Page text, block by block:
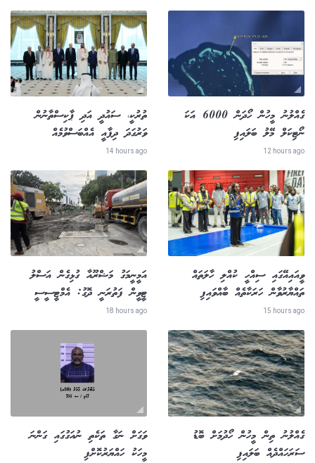
ގެއްލުނު މީހުން ހޯދަން 6000 އަކަ
ނޯޓިކަލް މޭލު ބަލައިފި
12 hours ago
ތުރުކީ، ސައުދީ އަދި ޕާކިސްތާނުން
ވަރުގަދަ ދިފާއީ އެއްބަސްވުމެއް
14 hours ago
ވީއައިއޭގައި ސިއްހީ ކުއްލި ހާލަތައް
ތައްޔާރުވާން ހަރަކާތެއް ބާއްވައިފި
15 hours ago
އަމީނީމަގު މަޝްރޫއާ ގުޅިގެން އަސްލު
ޓީވީން ފަތުރަނީ ދޮގު: އެމްޓީސީސީ
18 hours ago
ގެއްލުނު ތިން މީހުން ހޯދުމަށް ބޮޑު
ސަރަހައްދެއް ބަލައިފި
ވަގަށް ނަގާ ތަކެތި ނުއަގުގައި ގަންނަ
މީހަކު ހައްޔަރުކޮށްފި